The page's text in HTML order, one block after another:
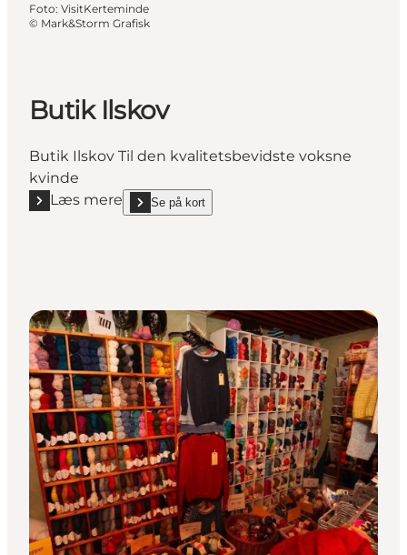
Foto: VisitKerteminde
© Mark&Storm Grafisk
Butik Ilskov
Butik Ilskov Til den kvalitetsbevidste voksne
kvinde
Læs mere
Læs mere "Butik Ilskov"
Se på kort
show Butik Ilskov on_map